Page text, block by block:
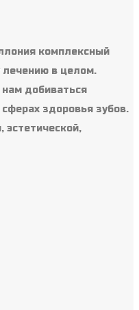
комплексный
лечению в целом.
добиваться
здоровья зубов.
эстетической,